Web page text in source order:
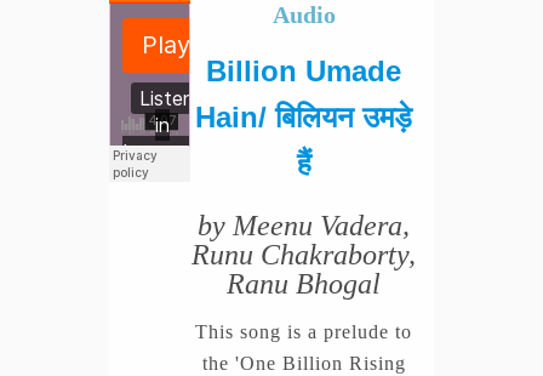
Audio
Billion Umade
Hain/ बिलियन उमड़े
हैं
by Meenu Vadera,
Runu Chakraborty,
Ranu Bhogal
This song is a prelude to
the 'One Billion Rising